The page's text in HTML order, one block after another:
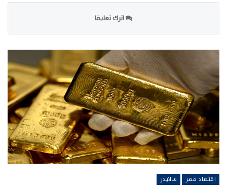
اترك تعليقا
اقتصاد مصر سلايدر